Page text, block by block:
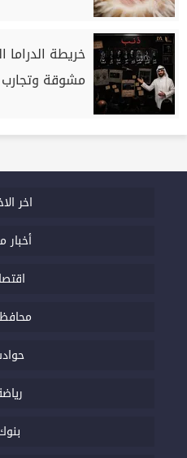
خريطة الدراما
مشوقة وتجارب
اخر
أخبار